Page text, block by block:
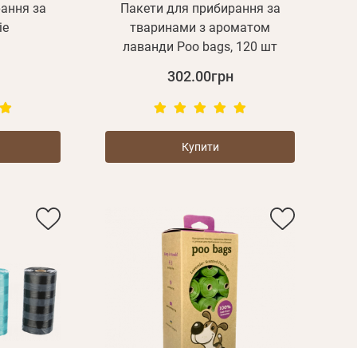
за
Пакети для прибирання за
тваринами з ароматом
лаванди Poo bags, 120 шт
302.00грн
Купити